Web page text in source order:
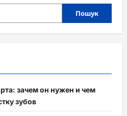
Пошук
зачем он нужен и чем
зубов